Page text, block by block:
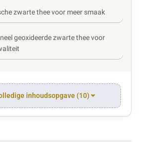
zwarte thee voor meer smaak
geoxideerde zwarte thee voor
inhoudsopgave (10)